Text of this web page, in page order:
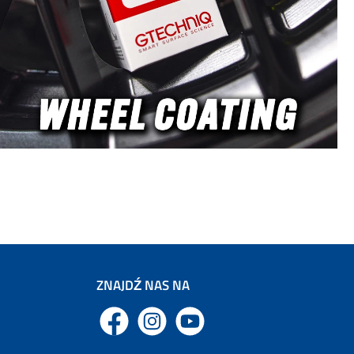
połysk z mocnymi
światła.
pozostawia
ochronną,
lakier przed
środowiska.
All-in-One: polerka i
w jednym dla
pielęgnacji
lakieru.
ZNAJDŹ NAS NA
Facebook Instagram YouTube